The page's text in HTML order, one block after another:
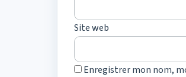
Site web
Enregistrer mon nom,